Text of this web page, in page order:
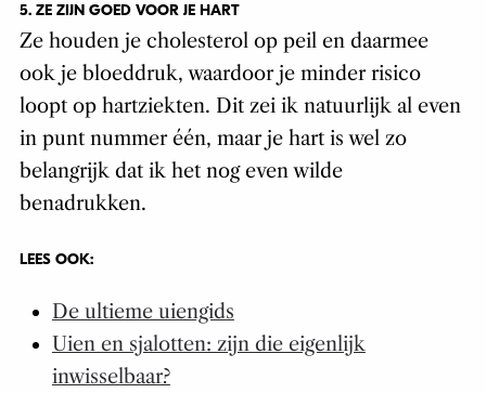
5. ZE ZIJN GOED VOOR JE HART
Ze houden je cholesterol op peil en daarmee
ook je bloeddruk, waardoor je minder risico
loopt op hartziekten. Dit zei ik natuurlijk al even
in punt nummer één, maar je hart is wel zo
belangrijk dat ik het nog even wilde
benadrukken.
LEES OOK:
De ultieme uiengids
Uien en sjalotten: zijn die eigenlijk
inwisselbaar?